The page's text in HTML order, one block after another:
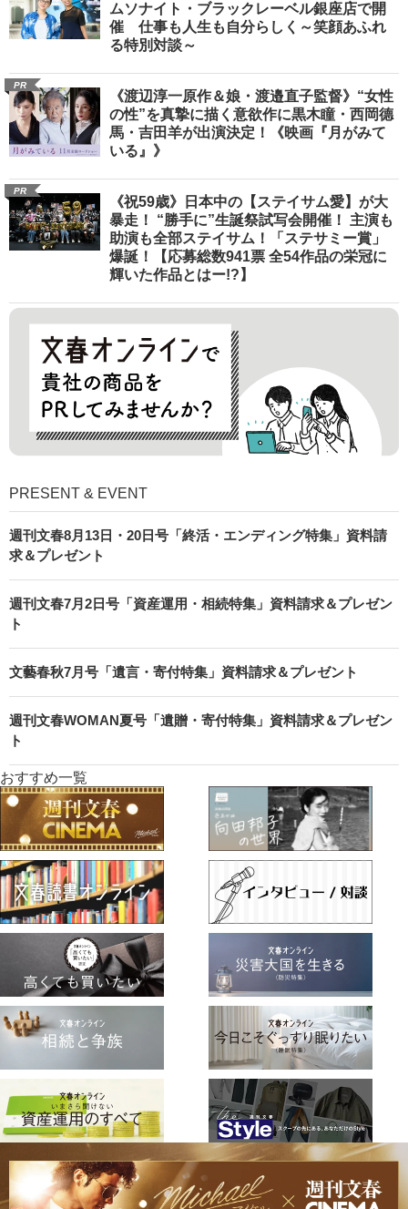
ムソナイト・ブラックレーベル銀座店で開
催 仕事も人生も自分らしく～笑顔あふれ
る特別対談～
PR
《渡辺淳一原作＆娘・渡邉直子監督》“女性
の性”を真摯に描く意欲作に黒木瞳・西岡德
馬・吉田羊が出演決定！《映画『月がみて
いる』》
PR
《祝59歳》日本中の【ステイサム愛】が大
暴走！ “勝手に”生誕祭試写会開催！ 主演も
助演も全部ステイサム！「ステサミー賞」
爆誕！【応募総数941票 全54作品の栄冠に
輝いた作品とはー!?】
PRESENT & EVENT
週刊文春8月13日・20日号「終活・エンディング特集」資料請
求＆プレゼント
週刊文春7月2日号「資産運用・相続特集」資料請求＆プレゼン
ト
文藝春秋7月号「遺言・寄付特集」資料請求＆プレゼント
週刊文春WOMAN夏号「遺贈・寄付特集」資料請求＆プレゼン
ト
おすすめ一覧